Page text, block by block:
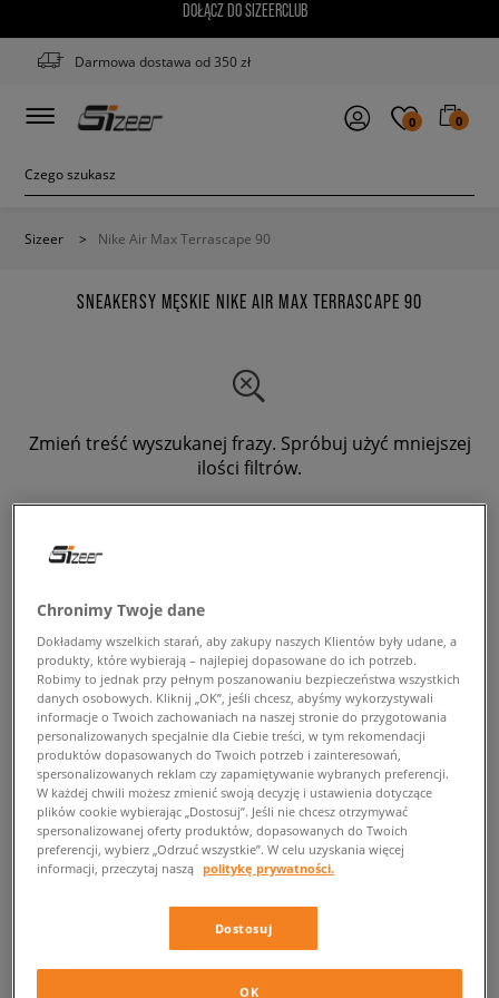
DOŁĄCZ DO SIZEERCLUB
Darmowa dostawa od 350 zł
0 0
Sizeer > Nike Air Max Terrascape 90
SNEAKERSY MĘSKIE NIKE AIR MAX TERRASCAPE 90
Zmień treść wyszukanej frazy. Spróbuj użyć mniejszej
ilości filtrów.
Nike Air Max Terrascape 90
Miejski outfit nie byłby kompletny bez dopracowanych sneakersów
znanego brandu, dlatego jeśli szukasz nietuzinkowej propozycji, która
doskonale wpisze się w Twoje ulubione uliczne sety – postaw naNike Air
Max Terrascape 90. Oryginalny projekt i kultowy fason bez wątpienia
przypadną do gustu niejednemu sneakerheadowi. Sprawdź jakie wersje
tego niepowtarzalnego modelu czekają w Sizeer i zgarnij perfekcyjny
wariant.
Sneakersy Nike Air Max Terrascape 90 –
nowoczesny design w miejskim stylu
Na projekt Air Max Terrascape 90 składa się wiele elementów, które
wzajemnie się dopełniają. Różnorodne faktury, przeszycia i wstawki
Chronimy Twoje dane
Dokładamy wszelkich starań, aby zakupy naszych Klientów były udane, a
produkty, które wybierają – najlepiej dopasowane do ich potrzeb.
Robimy to jednak przy pełnym poszanowaniu bezpieczeństwa wszystkich
danych osobowych. Kliknij „OK”, jeśli chcesz, abyśmy wykorzystywali
informacje o Twoich zachowaniach na naszej stronie do przygotowania
personalizowanych specjalnie dla Ciebie treści, w tym rekomendacji
produktów dopasowanych do Twoich potrzeb i zainteresowań,
spersonalizowanych reklam czy zapamiętywanie wybranych preferencji.
W każdej chwili możesz zmienić swoją decyzję i ustawienia dotyczące
plików cookie wybierając „Dostosuj”. Jeśli nie chcesz otrzymywać
spersonalizowanej oferty produktów, dopasowanych do Twoich
preferencji, wybierz „Odrzuć wszystkie”. W celu uzyskania więcej
informacji, przeczytaj naszą politykę prywatności.
Dostosuj
OK